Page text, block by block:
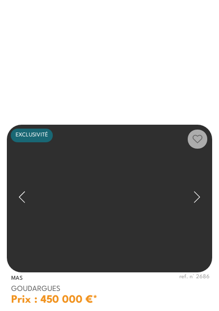
EXCLUSIVITÉ
MAS ref. n° 2686
GOUDARGUES
Prix : 450 000 €*